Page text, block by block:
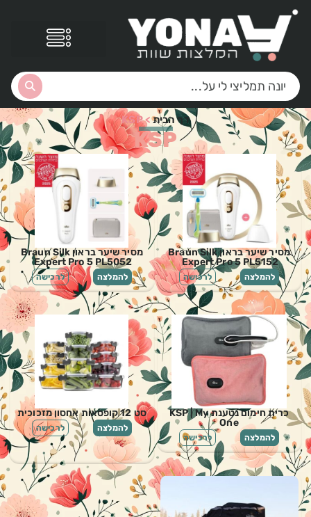
דף הבית>
KSP
KSP
מסיר שיער בראון Braun Silk
Expert Pro 5 PL5152
להמלצה לרכישה
מסיר שיער בראון Braun Silk
Expert Pro 5 PL5052
להמלצה לרכישה
כרית חימום נטענת KSP | My
One
להמלצה לרכישה
סט 12 קופסאות אחסון מזכוכית
להמלצה לרכישה